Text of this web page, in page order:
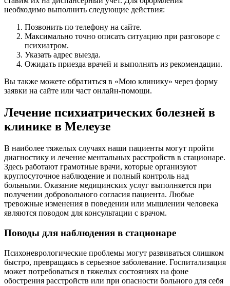
необходимо выполнить следующие действия:
Позвонить по телефону на сайте.
Максимально точно описать ситуацию при разговоре с
психиатром.
Указать адрес выезда.
Ожидать приезда врачей и выполнять из рекомендации.
Вы также можете обратиться в «Мою клинику» через форму
заявки на сайте или част онлайн-помощи.
Лечение психиатрических болезней в
клинике в Мелеузе
В наиболее тяжелых случаях наши пациенты могут пройти
диагностику и лечение ментальных расстройств в стационаре.
Здесь работают грамотные врачи, которые организуют
круглосуточное наблюдение и полный контроль над
больными. Оказание медицинских услуг выполняется при
получении добровольного согласия пациента. Любые
тревожные изменения в поведении или мышлении человека
являются поводом для консультации с врачом.
Поводы для наблюдения в стационаре
Психоневрологические проблемы могут развиваться слишком
быстро, превращаясь в серьезное заболевание. Госпитализация
может потребоваться в тяжелых состояниях на фоне
обострения расстройств или при опасности больного для себя